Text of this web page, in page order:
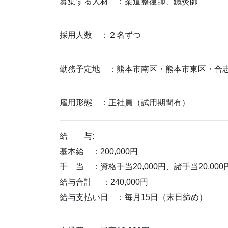
採用人数 ：２名ずつ
勤務予定地 ：熊本市南区・熊本市東区・合
雇用形態 ：正社員（試用期間有）
給 与:
基本給 ：200,000円
手 当 ：資格手当20,000円、諸手当20,000
給与合計 ：240,000円
給与支払い日 ：毎月15日（末日締め）